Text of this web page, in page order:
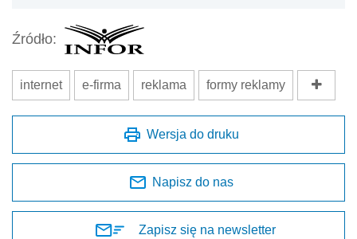
Źródło:
internet e-firma reklama formy reklamy
Wersja do druku
Napisz do nas
Zapisz się na newsletter